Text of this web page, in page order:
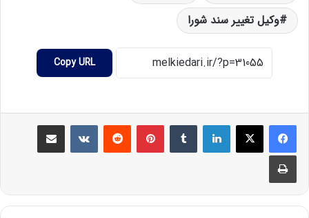
وکیل تغییر سند شورا
Copy URL